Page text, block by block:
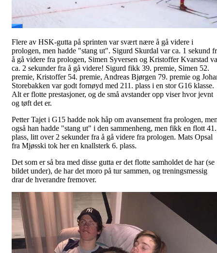
Flere av HSK-gutta på sprinten var svært nære å gå videre i
prologen, men hadde "stang ut". Sigurd Skurdal var ca. 1 sekund
å gå videre fra prologen, Simen Syversen og Kristoffer Kvarstad
ca. 2 sekunder fra å gå videre! Sigurd fikk 39. premie, Simen 52.
premie, Kristoffer 54. premie, Andreas Bjørgen 79. premie og
Storebakken var godt fornøyd med 211. plass i en stor G16 klasse.
Alt er flotte prestasjoner, og de små avstander opp viser hvor jevnt
og tøft det er.
Petter Tajet i G15 hadde nok håp om avansement fra prologen,
også han hadde "stang ut" i den sammenheng, men fikk en flott 41.
plass, litt over 2 sekunder fra å gå videre fra prologen. Mats Opsal
fra Mjøsski tok her en knallsterk 6. plass.
Det som er så bra med disse gutta er det flotte samholdet de har (se
bildet under), de har det moro på tur sammen, og treningsmessig
drar de hverandre fremover.